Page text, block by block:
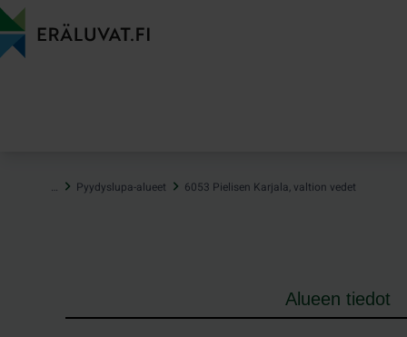
Hyppää
sisältöön
… Pyydyslupa-alueet 6053 Pielisen Karjala, valtion vedet
Alueen tiedot